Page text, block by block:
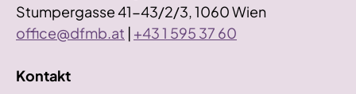
Stumpergasse 41-43/2/3, 1060 Wien
office@dfmb.at | +43 1 595 37 60
Kontakt